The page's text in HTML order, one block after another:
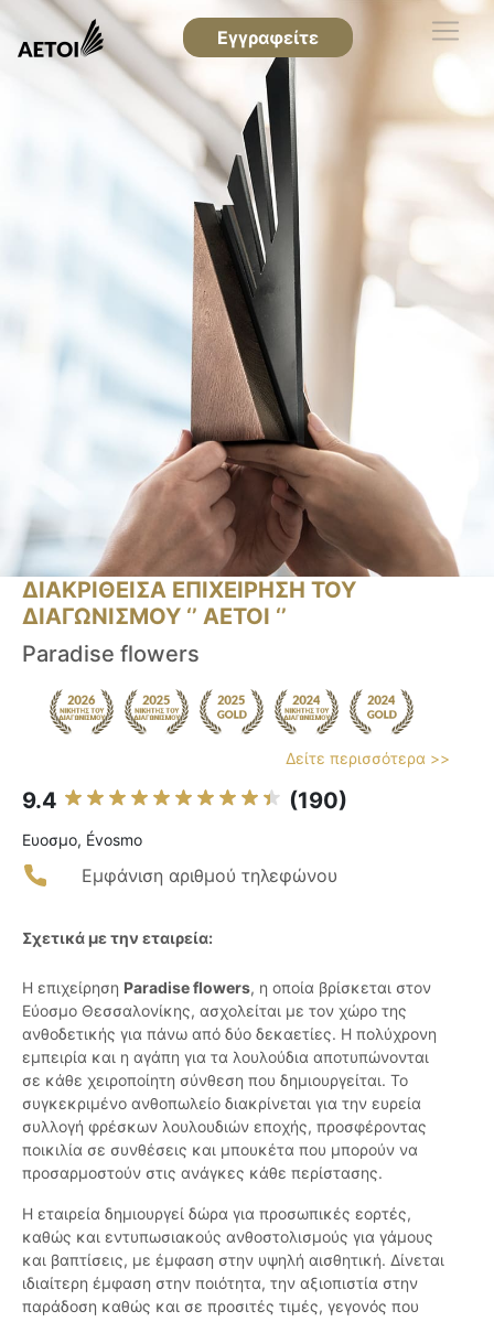
Εγγραφείτε
ΔΙΑΚΡΙΘΕΙΣΑ ΕΠΙΧΕΙΡΗΣΗ ΤΟΥ
ΔΙΑΓΩΝΙΣΜΟΥ ‘’ ΑΕΤΟΙ ‘’
Paradise flowers
Δείτε περισσότερα >>
9.4 (190)
Ευοσμο, Évosmo
Εμφάνιση αριθμού τηλεφώνου
Σχετικά με την εταιρεία:
Η επιχείρηση Paradise flowers, η οποία βρίσκεται στον
Εύοσμο Θεσσαλονίκης, ασχολείται με τον χώρο της
ανθοδετικής για πάνω από δύο δεκαετίες. Η πολύχρονη
εμπειρία και η αγάπη για τα λουλούδια αποτυπώνονται
σε κάθε χειροποίητη σύνθεση που δημιουργείται. Το
συγκεκριμένο ανθοπωλείο διακρίνεται για την ευρεία
συλλογή φρέσκων λουλουδιών εποχής, προσφέροντας
ποικιλία σε συνθέσεις και μπουκέτα που μπορούν να
προσαρμοστούν στις ανάγκες κάθε περίστασης.
Η εταιρεία δημιουργεί δώρα για προσωπικές εορτές,
καθώς και εντυπωσιακούς ανθοστολισμούς για γάμους
και βαπτίσεις, με έμφαση στην υψηλή αισθητική. Δίνεται
ιδιαίτερη έμφαση στην ποιότητα, την αξιοπιστία στην
παράδοση καθώς και σε προσιτές τιμές, γεγονός που